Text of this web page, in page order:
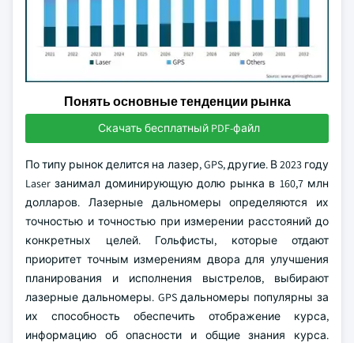
Понять основные тенденции рынка
Скачать бесплатный PDF-файл
По типу рынок делится на лазер, GPS, другие. В 2023 году
Laser занимал доминирующую долю рынка в 160,7 млн
долларов. Лазерные дальномеры определяются их
точностью и точностью при измерении расстояний до
конкретных целей. Гольфисты, которые отдают
приоритет точным измерениям двора для улучшения
планирования и исполнения выстрелов, выбирают
лазерные дальномеры. GPS дальномеры популярны за
их способность обеспечить отображение курса,
информацию об опасности и общие знания курса.